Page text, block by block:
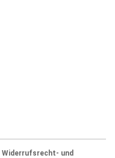
Widerrufsrecht- und